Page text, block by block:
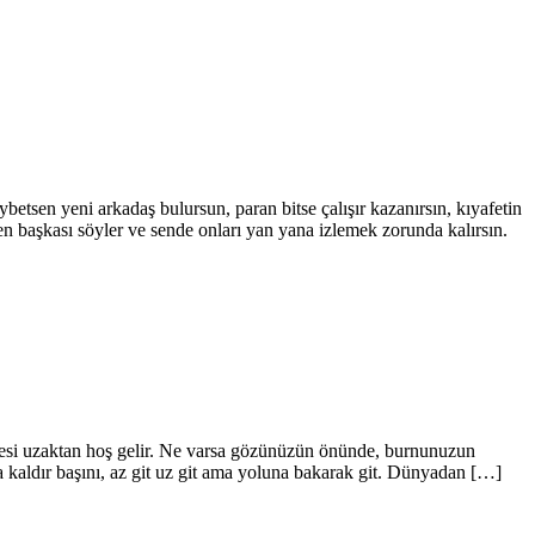
yeni arkadaş bulursun, paran bitse çalışır kazanırsın, kıyafetin
söyler ve sende onları yan yana izlemek zorunda kalırsın.
uzaktan hoş gelir. Ne varsa gözünüzün önünde, burnunuzun
kaldır başını, az git uz git ama yoluna bakarak git. Dünyadan […]